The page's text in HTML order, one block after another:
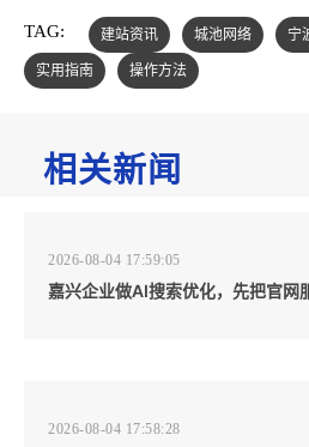
TAG: 建站资讯 城池网络 宁
实用指南
操作方法
相关新闻
2026-08-04 17:59:05
嘉兴企业做AI搜索优化，先把官网
2026-08-04 17:58:28